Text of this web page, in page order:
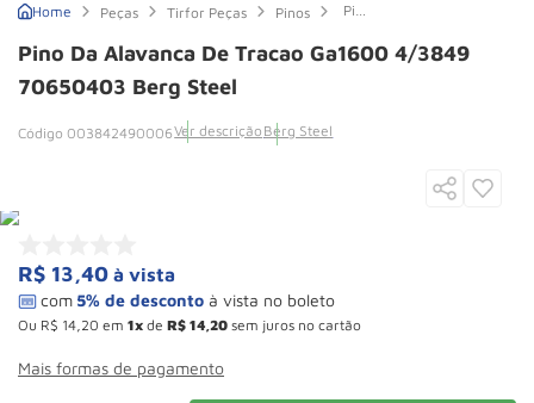
Peças Tirfor Peças Pinos
Pino
Alavanca
de
Pino Da Alavanca De Tracao Ga1600 4/3849
70650403 Berg Steel
003842490006Ver descrição Berg Steel
R$ 13,40 à vista
Ou R$ 14 20 em 1 de R$ 14 20 sem juros no cartão
Mais formas de pagamento
Guincho Eletrico
Macaco Hidraulico
8 Talha
9º Rodizio
10 º